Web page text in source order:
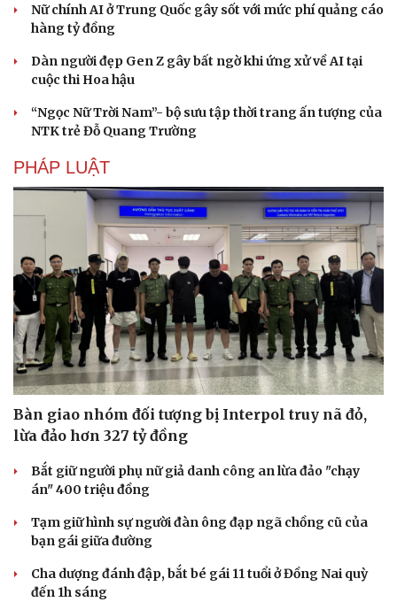
Nữ chính AI ở Trung Quốc gây sốt với mức phí quảng cáo
hàng tỷ đồng
Dàn người đẹp Gen Z gây bất ngờ khi ứng xử về AI tại
cuộc thi Hoa hậu
“Ngọc Nữ Trời Nam”- bộ sưu tập thời trang ấn tượng của
NTK trẻ Đỗ Quang Trường
PHÁP LUẬT
Bàn giao nhóm đối tượng bị Interpol truy nã đỏ,
lừa đảo hơn 327 tỷ đồng
Bắt giữ người phụ nữ giả danh công an lừa đảo "chạy
án" 400 triệu đồng
Tạm giữ hình sự người đàn ông đạp ngã chồng cũ của
bạn gái giữa đường
Cha dượng đánh đập, bắt bé gái 11 tuổi ở Đồng Nai quỳ
đến 1h sáng